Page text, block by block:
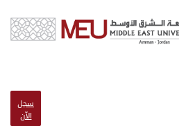
سجل
الآن